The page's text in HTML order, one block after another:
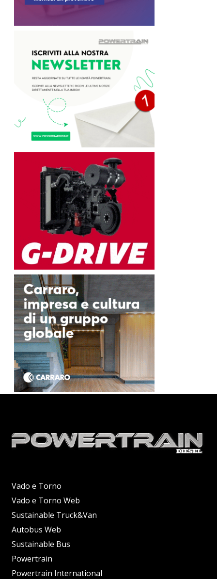
Vado e Torno
Vado e Torno Web
Sustainable Truck&Van
Autobus Web
Sustainable Bus
Powertrain
Powertrain International